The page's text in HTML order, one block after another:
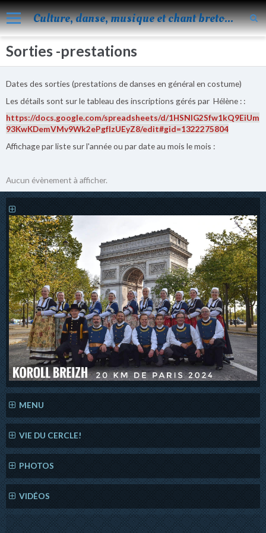
Culture, danse, musique et chant bretons
Accueil
Facebook
Agenda
Vie de KOROLL
Contact
Sorties -prestations
Dates des sorties (prestations de danses en général en costume)
Les détails sont sur le tableau des inscriptions gérés par Hélène : :
https://docs.google.com/spreadsheets/d/1HSNlG2Sfw1kQ9EiUm
93KwKDemVMv9Wk2ePgfIzUEyZ8/edit#gid=1322275804
Affichage par liste sur l'année ou par date au mois le mois :
Aucun évènement à afficher.
MENU
VIE DU CERCLE!
PHOTOS
VIDÉOS